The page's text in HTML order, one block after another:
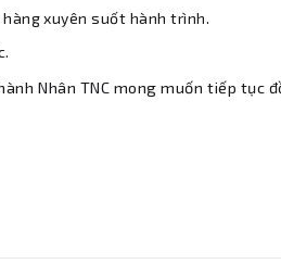
xuyên suốt hành trình.
Nhân TNC mong muốn tiếp tục